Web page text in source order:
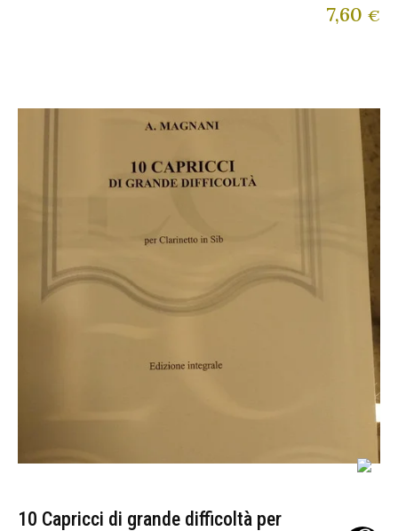
7,60 €
10 Capricci di grande difficoltà per